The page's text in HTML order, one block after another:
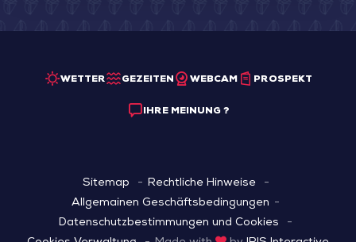
WETTER GEZEITEN WEBCAM PROSPEKT
IHRE MEINUNG ?
Sitemap
Rechtliche Hinweise
Allgemainen Geschäftsbedingungen
Datenschutzbestimmungen und Cookies